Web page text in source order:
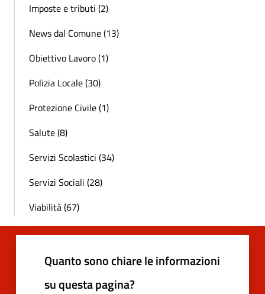
Imposte e tributi (2)
News dal Comune (13)
Obiettivo Lavoro (1)
Polizia Locale (30)
Protezione Civile (1)
Salute (8)
Servizi Scolastici (34)
Servizi Sociali (28)
Viabilità (67)
Quanto sono chiare le informazioni
su questa pagina?